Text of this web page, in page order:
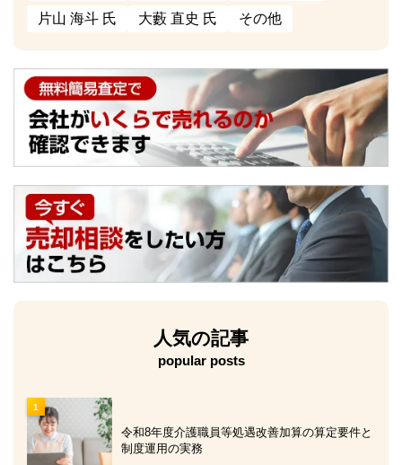
片山 海斗 氏 大藪 直史 氏 その他
人気の記事
popular posts
令和8年度介護職員等処遇改善加算の算定要件と
制度運用の実務